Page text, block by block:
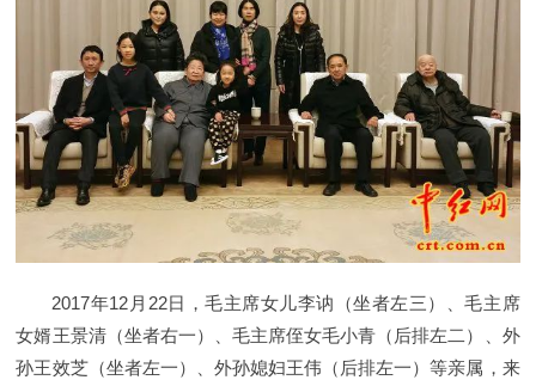
2017年12月22日，毛主席女儿李讷（坐者左三）、毛主席
女婿王景清（坐者右一）、毛主席侄女毛小青（后排左二）、外
孙王效芝（坐者左一）、外孙媳妇王伟（后排左一）等亲属，来